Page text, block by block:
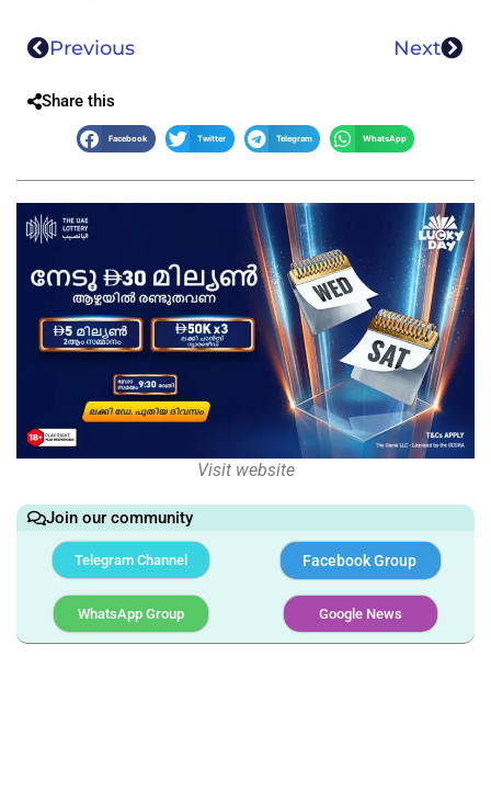
Previous Next
Share this
Facebook Twitter Telegram WhatsApp
Visit website
Join our community
Telegram Channel Facebook Group
WhatsApp Group Google News